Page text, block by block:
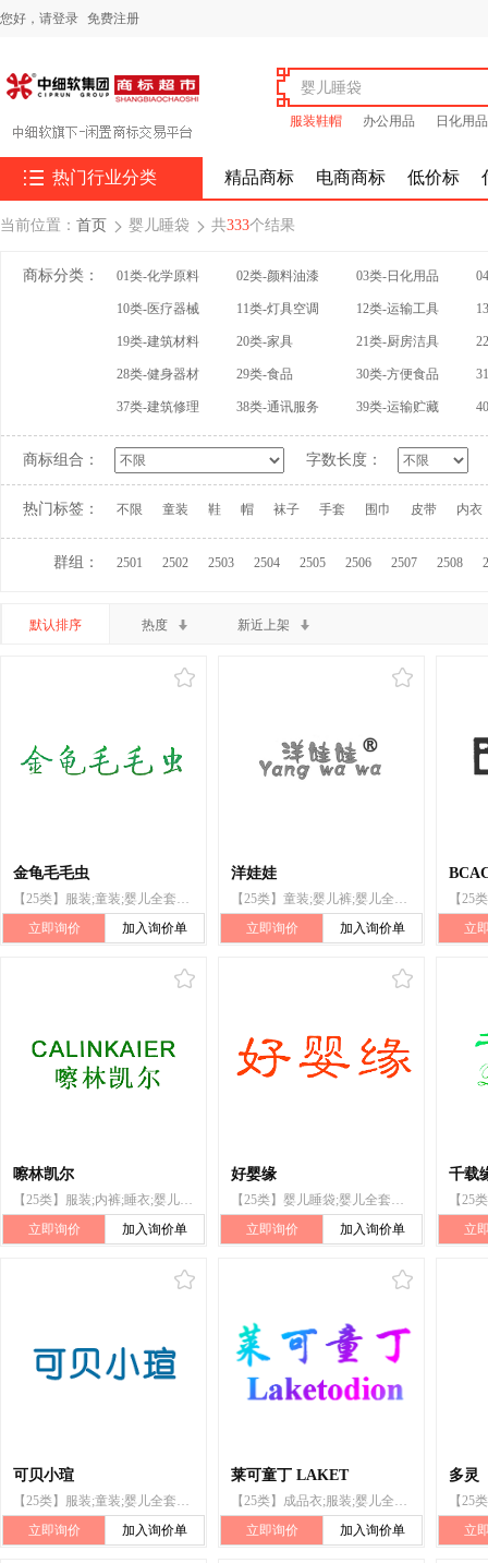
您好， 请登录 免费注册
服装鞋帽 办公用品 日化用品
 热门行业分类 精品商标 电商商标 低价标
当前位置： 首页  婴儿睡袋  共333个结果
商标分类： 01类-化学原料 02类-颜料油漆 03类-日化用品
10类-医疗器械 11类-灯具空调 12类-运输工具
19类-建筑材料 20类-家具 21类-厨房洁具
28类-健身器材 29类-食品 30类-方便食品
37类-建筑修理 38类-通讯服务 39类-运输贮藏
商标组合： 字数长度：
热门标签： 不限 童装 鞋 帽 袜子 手套 围巾 皮带 内衣
群组： 2501 2502 2503 2504 2505 2506 2507 2508
默认排序 热度 新近上架
金龟毛毛虫
【25类】服装;童装;婴儿全套衣;婴儿睡袋;鞋;帽;袜;手套（服装）;围巾;服装带（衣服）
立即询价
加入询价单
洋娃娃
【25类】童装;婴儿裤;婴儿全套衣;婴儿睡袋
立即询价
加入询价单 立
嚓林凯尔
【25类】服装;内裤;睡衣;婴儿睡袋;帽子;腰带;内衣;袜;围巾;鞋
立即询价
加入询价单
好婴缘
【25类】婴儿睡袋;婴儿全套衣;长袜;袜;帽;鞋;短袜;袜带;婚纱
立即询价
加入询价单
千载
立
可贝小瑄
【25类】服装;童装;婴儿全套衣;婴儿睡袋;鞋;帽;袜;连指手套;围巾;背带
立即询价
加入询价单
莱可童丁 LAKET
【25类】成品衣;服装;婴儿全套衣;游泳衣;防水服;舞衣;鞋;帽子;袜;婴儿睡袋
立即询价
加入询价单
多灵
立